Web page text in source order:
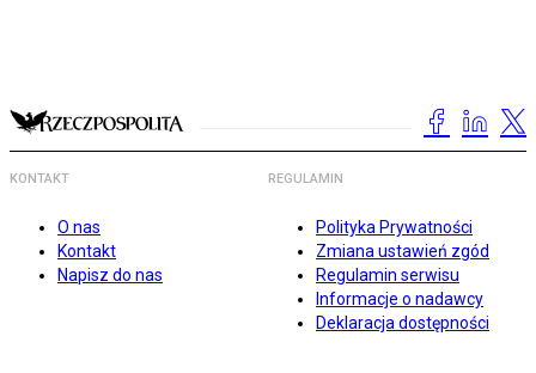
KONTAKT
O nas
Kontakt
Napisz do nas
REGULAMIN
Polityka Prywatności
Zmiana ustawień zgód
Regulamin serwisu
Informacje o nadawcy
Deklaracja dostępności